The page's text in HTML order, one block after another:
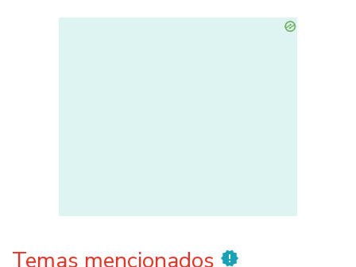
Temas mencionados new_releases